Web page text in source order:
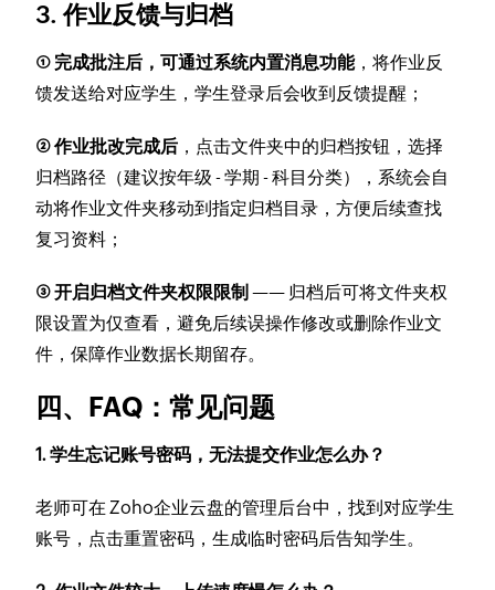
3. 作业反馈与归档
① 完成批注后，可通过系统内置消息功能，将作业反
馈发送给对应学生，学生登录后会收到反馈提醒；
② 作业批改完成后 ，点击文件夹中的归档按钮，选择
归档路径（建议按年级 - 学期 - 科目分类），系统会自
动将作业文件夹移动到指定归档目录，方便后续查找
复习资料；
③ 开启归档文件夹权限限制 —— 归档后可将文件夹权
限设置为仅查看，避免后续误操作修改或删除作业文
件，保障作业数据长期留存。
四、FAQ：常见问题
1. 学生忘记账号密码，无法提交作业怎么办？
老师可在 Zoho企业云盘的管理后台中，找到对应学生
账号，点击重置密码，生成临时密码后告知学生。